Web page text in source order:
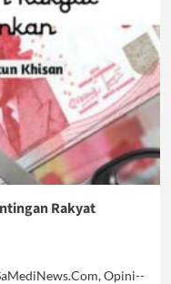
Rakyat
Opini--